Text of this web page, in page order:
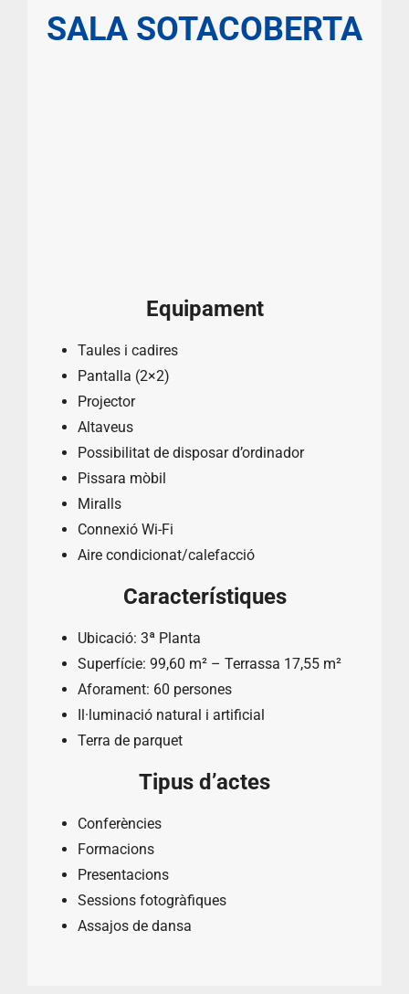
SALA SOTACOBERTA
Equipament
Taules i cadires
Pantalla (2×2)
Projector
Altaveus
Possibilitat de disposar d’ordinador
Pissara mòbil
Miralls
Connexió Wi-Fi
Aire condicionat/calefacció
Característiques
Ubicació: 3ª Planta
Superfície: 99,60 m² – Terrassa 17,55 m²
Aforament: 60 persones
Il·luminació natural i artificial
Terra de parquet
Tipus d’actes
Conferències
Formacions
Presentacions
Sessions fotogràfiques
Assajos de dansa